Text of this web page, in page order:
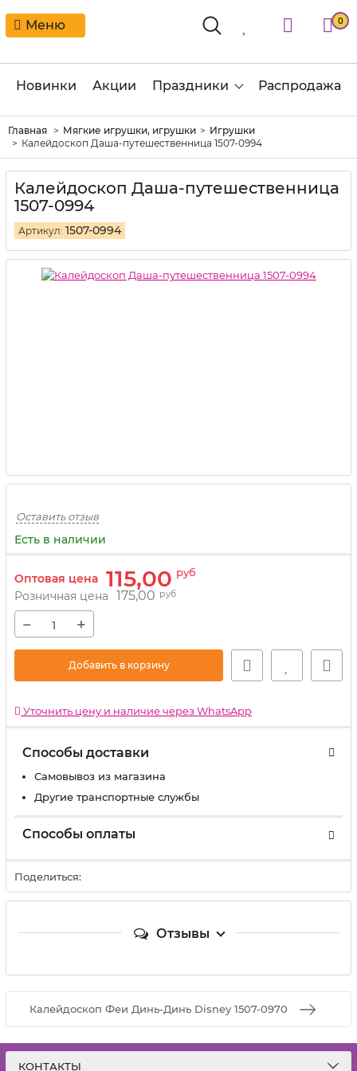
Меню 0
Новинки Акции Праздники Распродажа
Главная Мягкие игрушки, игрушки
Игрушки
Калейдоскоп Даша-путешественница 1507-0994
Калейдоскоп Даша-путешественница
1507-0994
Артикул: 1507-0994
Оставить отзыв
Есть в наличии
Оптовая цена 115,00 руб
Розничная цена 175,00 руб
− +
Добавить в корзину
Уточнить цену и наличие через WhatsApp
Способы доставки
Самовывоз из магазина
Другие транспортные службы
Способы оплаты
Поделиться:
Отзывы
Калейдоскоп Феи Динь-Динь Disney 1507-0970
КОНТАКТЫ